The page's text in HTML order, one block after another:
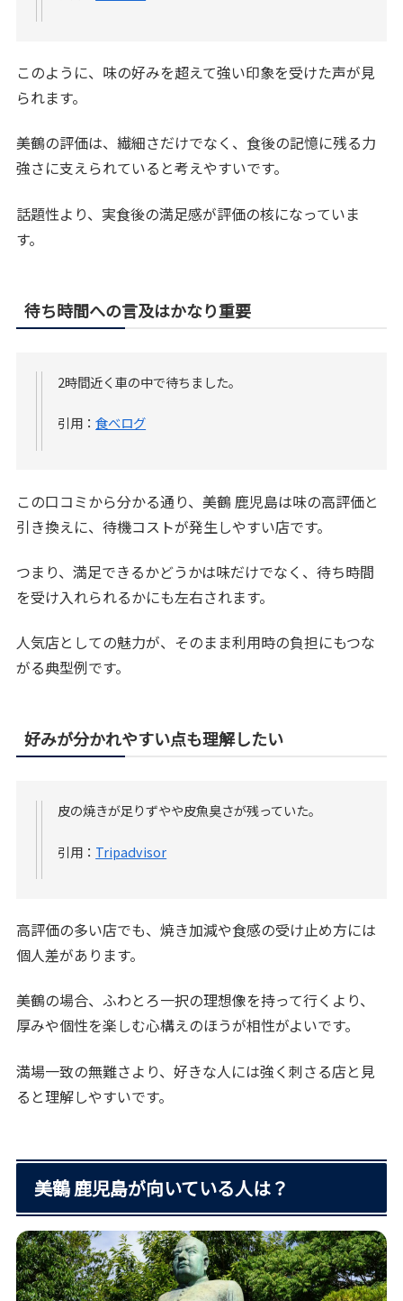
このように、味の好みを超えて強い印象を受けた声が見
られます。
美鶴の評価は、繊細さだけでなく、食後の記憶に残る力
強さに支えられていると考えやすいです。
話題性より、実食後の満足感が評価の核になっていま
す。
待ち時間への言及はかなり重要
2時間近く車の中で待ちました。
引用：食べログ
この口コミから分かる通り、美鶴 鹿児島は味の高評価と
引き換えに、待機コストが発生しやすい店です。
つまり、満足できるかどうかは味だけでなく、待ち時間
を受け入れられるかにも左右されます。
人気店としての魅力が、そのまま利用時の負担にもつな
がる典型例です。
好みが分かれやすい点も理解したい
皮の焼きが足りずやや皮魚臭さが残っていた。
引用： Tripadvisor
高評価の多い店でも、焼き加減や食感の受け止め方には
個人差があります。
美鶴の場合、ふわとろ一択の理想像を持って行くより、
厚みや個性を楽しむ心構えのほうが相性がよいです。
満場一致の無難さより、好きな人には強く刺さる店と見
ると理解しやすいです。
美鶴 鹿児島が向いている人は？